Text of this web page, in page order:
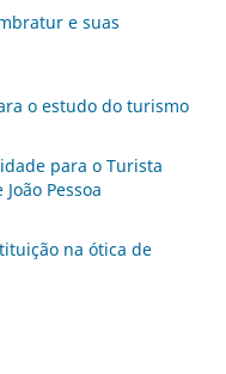
e suas
o estudo do turismo
para o Turista
Pessoa
na ótica de